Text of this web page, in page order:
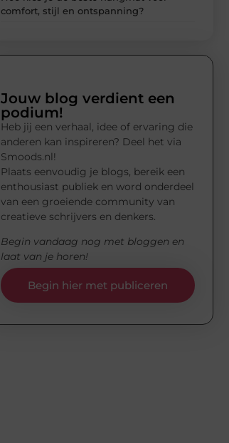
comfort, stijl en ontspanning?
Jouw blog verdient een
podium!
Heb jij een verhaal, idee of ervaring die
anderen kan inspireren? Deel het via
Smoods.nl!
Plaats eenvoudig je blogs, bereik een
enthousiast publiek en word onderdeel
van een groeiende community van
creatieve schrijvers en denkers.
Begin vandaag nog met bloggen en
laat van je horen!
Begin hier met publiceren